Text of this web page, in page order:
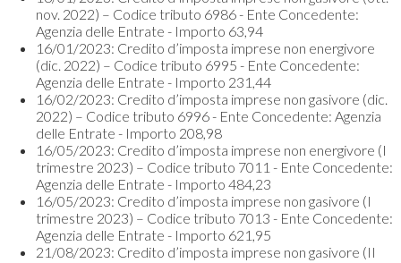
nov. 2022) – Codice tributo 6986 - Ente Concedente:
Agenzia delle Entrate - Importo 63,94
16/01/2023: Credito d’imposta imprese non energivore
(dic. 2022) – Codice tributo 6995 - Ente Concedente:
Agenzia delle Entrate - Importo 231,44
16/02/2023: Credito d’imposta imprese non gasivore (dic.
2022) – Codice tributo 6996 - Ente Concedente: Agenzia
delle Entrate - Importo 208,98
16/05/2023: Credito d’imposta imprese non energivore (I
trimestre 2023) – Codice tributo 7011 - Ente Concedente:
Agenzia delle Entrate - Importo 484,23
16/05/2023: Credito d’imposta imprese non gasivore (I
trimestre 2023) – Codice tributo 7013 - Ente Concedente:
Agenzia delle Entrate - Importo 621,95
21/08/2023: Credito d’imposta imprese non gasivore (II